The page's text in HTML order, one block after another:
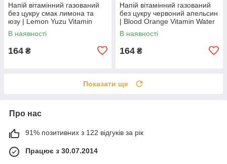
Напій вітамінний газований
без цукру смак лимона та
юзу | Lemon Yuzu Vitamin
Water Zero Sugar | В'єтнам |
Sagiko | 325 мл AO
В наявності
164 ₴
Напій вітамінний газований
без цукру червоний апельсин
| Blood Orange Vitamin Water
Zero Sugar | В'єтнам | Sagiko
| 325 мл АО
В наявності
164 ₴
Показати ще
Про нас
91% позитивних з 122 відгуків за рік
Працює з 30.07.2014